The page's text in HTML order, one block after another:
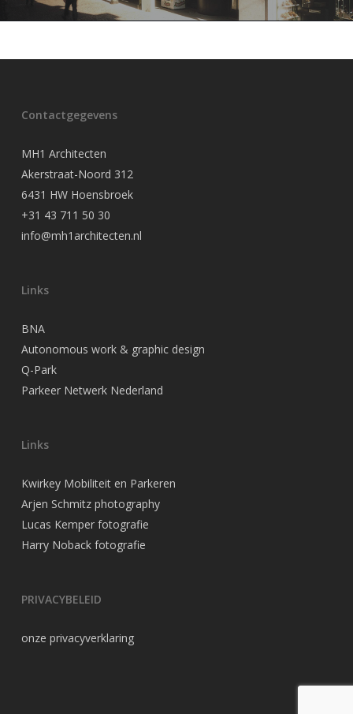
Contactgegevens
MH1 Architecten
Akerstraat-Noord 312
6431 HW Hoensbroek
+31 43 711 50 30
info@mh1architecten.nl
Links
BNA
Autonomous work & graphic design
Q-Park
Parkeer Netwerk Nederland
Links
Kwirkey Mobiliteit en Parkeren
Arjen Schmitz photography
Lucas Kemper fotografie
Harry Noback fotografie
PRIVACYBELEID
onze privacyverklaring